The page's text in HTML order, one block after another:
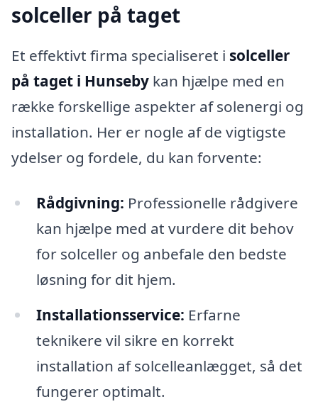
solceller på taget
Et effektivt firma specialiseret i solceller
på taget i Hunseby kan hjælpe med en
række forskellige aspekter af solenergi og
installation. Her er nogle af de vigtigste
ydelser og fordele, du kan forvente:
Rådgivning: Professionelle rådgivere
kan hjælpe med at vurdere dit behov
for solceller og anbefale den bedste
løsning for dit hjem.
Installationsservice: Erfarne
teknikere vil sikre en korrekt
installation af solcelleanlægget, så det
fungerer optimalt.